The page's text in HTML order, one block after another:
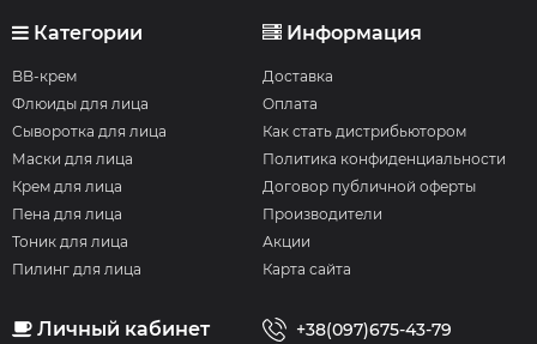
Категории
BB-крем
Флюиды для лица
Сыворотка для лица
Маски для лица
Крем для лица
Пена для лица
Тоник для лица
Пилинг для лица
Информация
Доставка
Оплата
Как стать дистрибьютором
Политика конфиденциальности
Договор публичной оферты
Производители
Акции
Карта сайта
Личный кабинет
+38(097)675-43-79